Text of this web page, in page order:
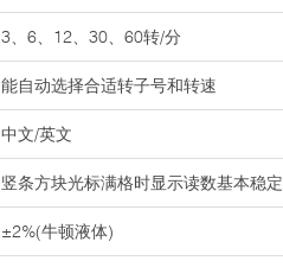
3、6、12、30、60转/分
能自动选择合适转子号和转速
中文/英文
竖条方块光标满格时显示读数基本稳定
±2%(牛顿液体)